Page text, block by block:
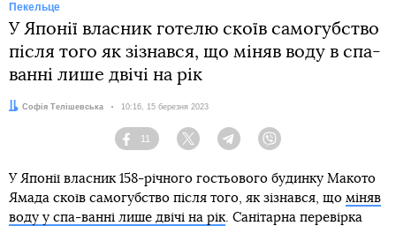
Пекельце
У Японії власник готелю скоїв самогубство
після того як зізнався, що міняв воду в спа-
ванні лише двічі на рік
Автор:
Софія Телішевська Дата:
10:16, 15 березня 2023
Facebook
11
Twitter Telegram
У Японії власник 158-річного гостьового будинку Макото
Ямада скоїв самогубство після того, як зізнався, що міняв
воду у спа-ванні лише двічі на рік. Санітарна перевірка